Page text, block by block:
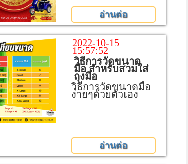
อ่านต่อ
2022-10-15
15:57:52
วิธีการวัดขนาด
มือ สำหรับสวมใส่
ถุงมือ
วิธีการวัดขนาดมือ
ง่ายๆด้วยตัวเอง
อ่านต่อ